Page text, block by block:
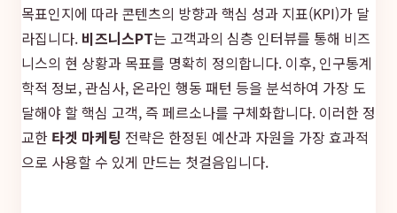
목표인지에 따라 콘텐츠의 방향과 핵심 성과 지표(KPI)가 달
라집니다. 비즈니스PT는 고객과의 심층 인터뷰를 통해 비즈
니스의 현 상황과 목표를 명확히 정의합니다. 이후, 인구통계
학적 정보, 관심사, 온라인 행동 패턴 등을 분석하여 가장 도
달해야 할 핵심 고객, 즉 페르소나를 구체화합니다. 이러한 정
교한 타겟 마케팅 전략은 한정된 예산과 자원을 가장 효과적
으로 사용할 수 있게 만드는 첫걸음입니다.